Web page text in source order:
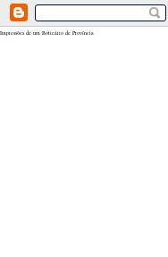
<$BlogRSDUrl$>
Impressões de um Boticário de Província